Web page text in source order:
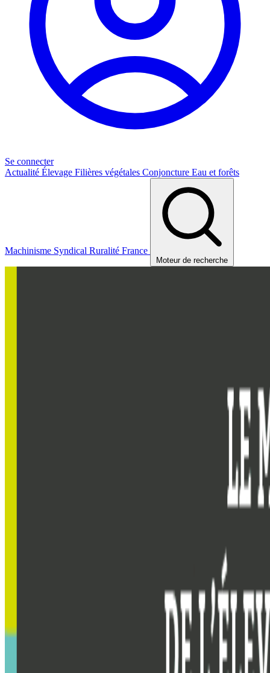
Se connecter
Actualité Élevage Filières végétales Conjoncture Eau et forêts
Machinisme Syndical Ruralité France
Moteur de recherche